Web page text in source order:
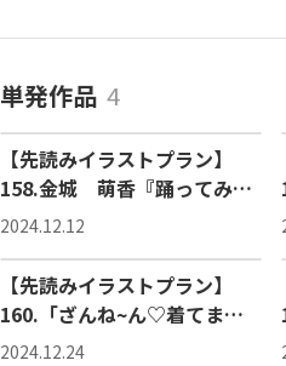
クスイラ
単発作品 4
【先読みイラストプラン】
158.金城 萌香『踊ってみた
最中のハプニング』
2024.12.12
【先読みイラストプラン】
160.「ざんね~ん♡着てまし
た…え？着てる方がいい？」
2024.12.24